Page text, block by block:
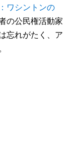
ワシントンの
の公民権活動家
忘れがたく、ア